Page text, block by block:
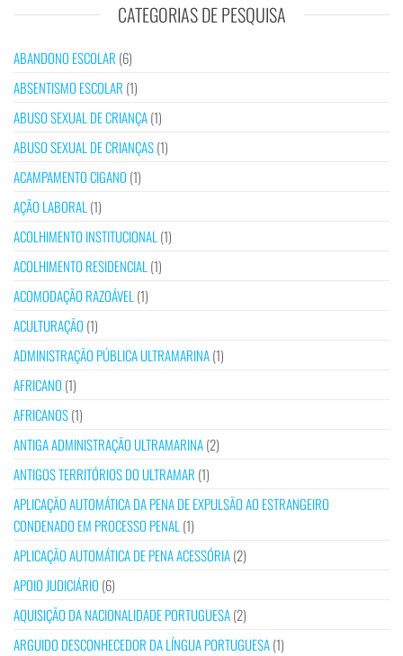
CATEGORIAS DE PESQUISA
ABANDONO ESCOLAR (6)
ABSENTISMO ESCOLAR (1)
ABUSO SEXUAL DE CRIANÇA(1)
ABUSO SEXUAL DE CRIANÇAS(1)
ACAMPAMENTO CIGANO (1)
AÇÃO LABORAL (1)
ACOLHIMENTO INSTITUCIONAL (1)
ACOLHIMENTO RESIDENCIAL (1)
ACOMODAÇÃO RAZOÁVEL (1)
ACULTURAÇÃO (1)
ADMINISTRAÇÃO PÚBLICA ULTRAMARINA(1)
AFRICANO (1)
AFRICANOS(1)
ANTIGA ADMINISTRAÇÃO ULTRAMARINA(2)
ANTIGOS TERRITÓRIOS DO ULTRAMAR (1)
APLICAÇÃO AUTOMÁTICA DA PENA DE EXPULSÃO AO ESTRANGEIRO
CONDENADO EM PROCESSO PENAL (1)
APLICAÇÃO AUTOMÁTICA DE PENA ACESSÓRIA(2)
APOIO JUDICIÁRIO (6)
AQUISIÇÃO DA NACIONALIDADE PORTUGUESA(2)
ARGUIDO DESCONHECEDOR DA LÍNGUA PORTUGUESA(1)